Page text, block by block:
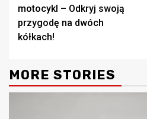
motocykl – Odkryj swoją
przygodę na dwóch
kółkach!
MORE STORIES